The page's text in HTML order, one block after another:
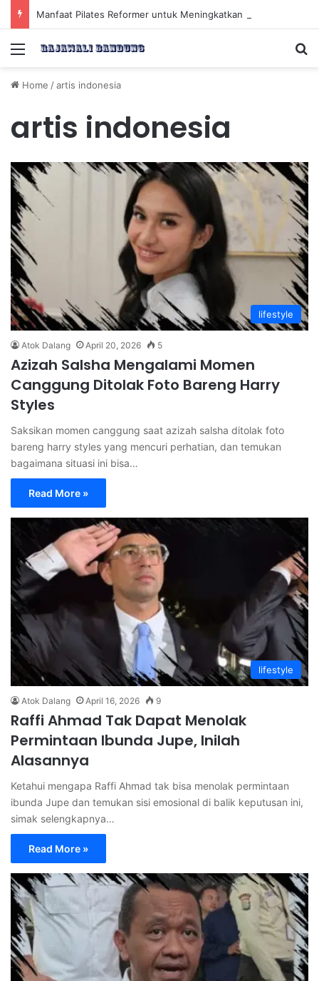
Menu
Home /artis indonesia
artis indonesia
lifestyle
Atok Dalang April 20, 2026 5
Azizah Salsha Mengalami Momen
Canggung Ditolak Foto Bareng Harry
Styles
Saksikan momen canggung saat azizah salsha ditolak foto
bareng harry styles yang mencuri perhatian, dan temukan
bagaimana situasi ini bisa…
Read More »
lifestyle
Atok Dalang April 16, 2026 9
Raffi Ahmad Tak Dapat Menolak
Permintaan Ibunda Jupe, Inilah
Alasannya
Ketahui mengapa Raffi Ahmad tak bisa menolak permintaan
ibunda Jupe dan temukan sisi emosional di balik keputusan ini,
simak selengkapnya…
Read More »